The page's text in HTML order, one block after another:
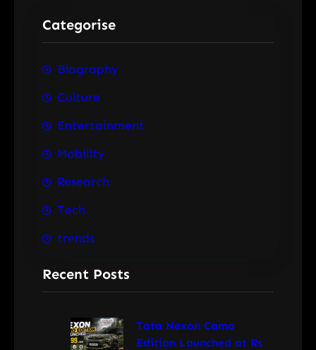
Categorise
Biography
Culture
Entertainment
Mobility
Research
Tech
trends
Recent Posts
Tata Nexon Camo
Edition Launched at Rs